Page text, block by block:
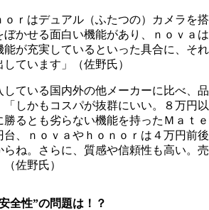
ｏｒはデュアル（ふたつの）カメラを搭
かせる面白い機能があり、ｎｏｖａは
能が充実しているといった具合に、それ
ています」（佐野氏）
している国内外の他メーカーに比べ、品
しかもコスパが抜群にいい。８万円以
勝るとも劣らない機能を持ったＭａｔｅ
、ｎｏｖａやｈｏｎｏｒは４万円前後
ね。さらに、質感や信頼性も高い。売
佐野氏）
全性”の問題は！？